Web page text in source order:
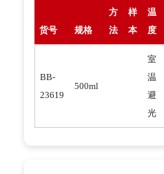
货号 规格
方
法
样
本
温
度
BB-
23619
500ml
室
温
避
光